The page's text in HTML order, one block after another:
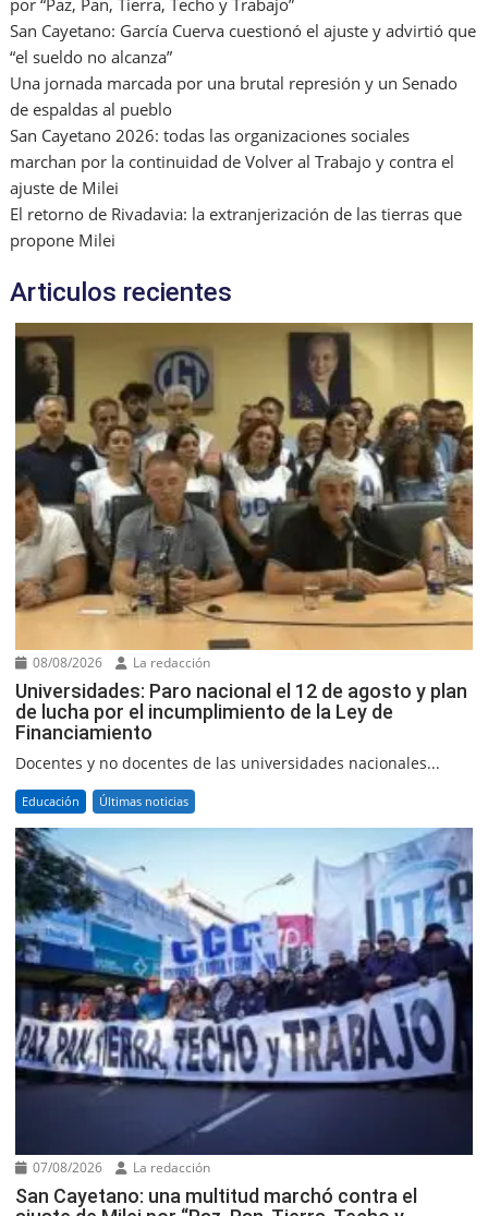
por “Paz, Pan, Tierra, Techo y Trabajo”
San Cayetano: García Cuerva cuestionó el ajuste y advirtió que
“el sueldo no alcanza”
Una jornada marcada por una brutal represión y un Senado
de espaldas al pueblo
San Cayetano 2026: todas las organizaciones sociales
marchan por la continuidad de Volver al Trabajo y contra el
ajuste de Milei
El retorno de Rivadavia: la extranjerización de las tierras que
propone Milei
Articulos recientes
08/08/2026 La redacción
Universidades: Paro nacional el 12 de agosto y plan
de lucha por el incumplimiento de la Ley de
Financiamiento
Docentes y no docentes de las universidades nacionales...
Educación Últimas noticias
07/08/2026 La redacción
San Cayetano: una multitud marchó contra el